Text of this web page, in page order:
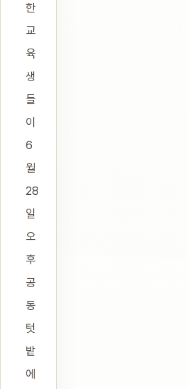
한
교
육
생
들
이
6
월
28
일
오
후
공
동
텃
밭
에